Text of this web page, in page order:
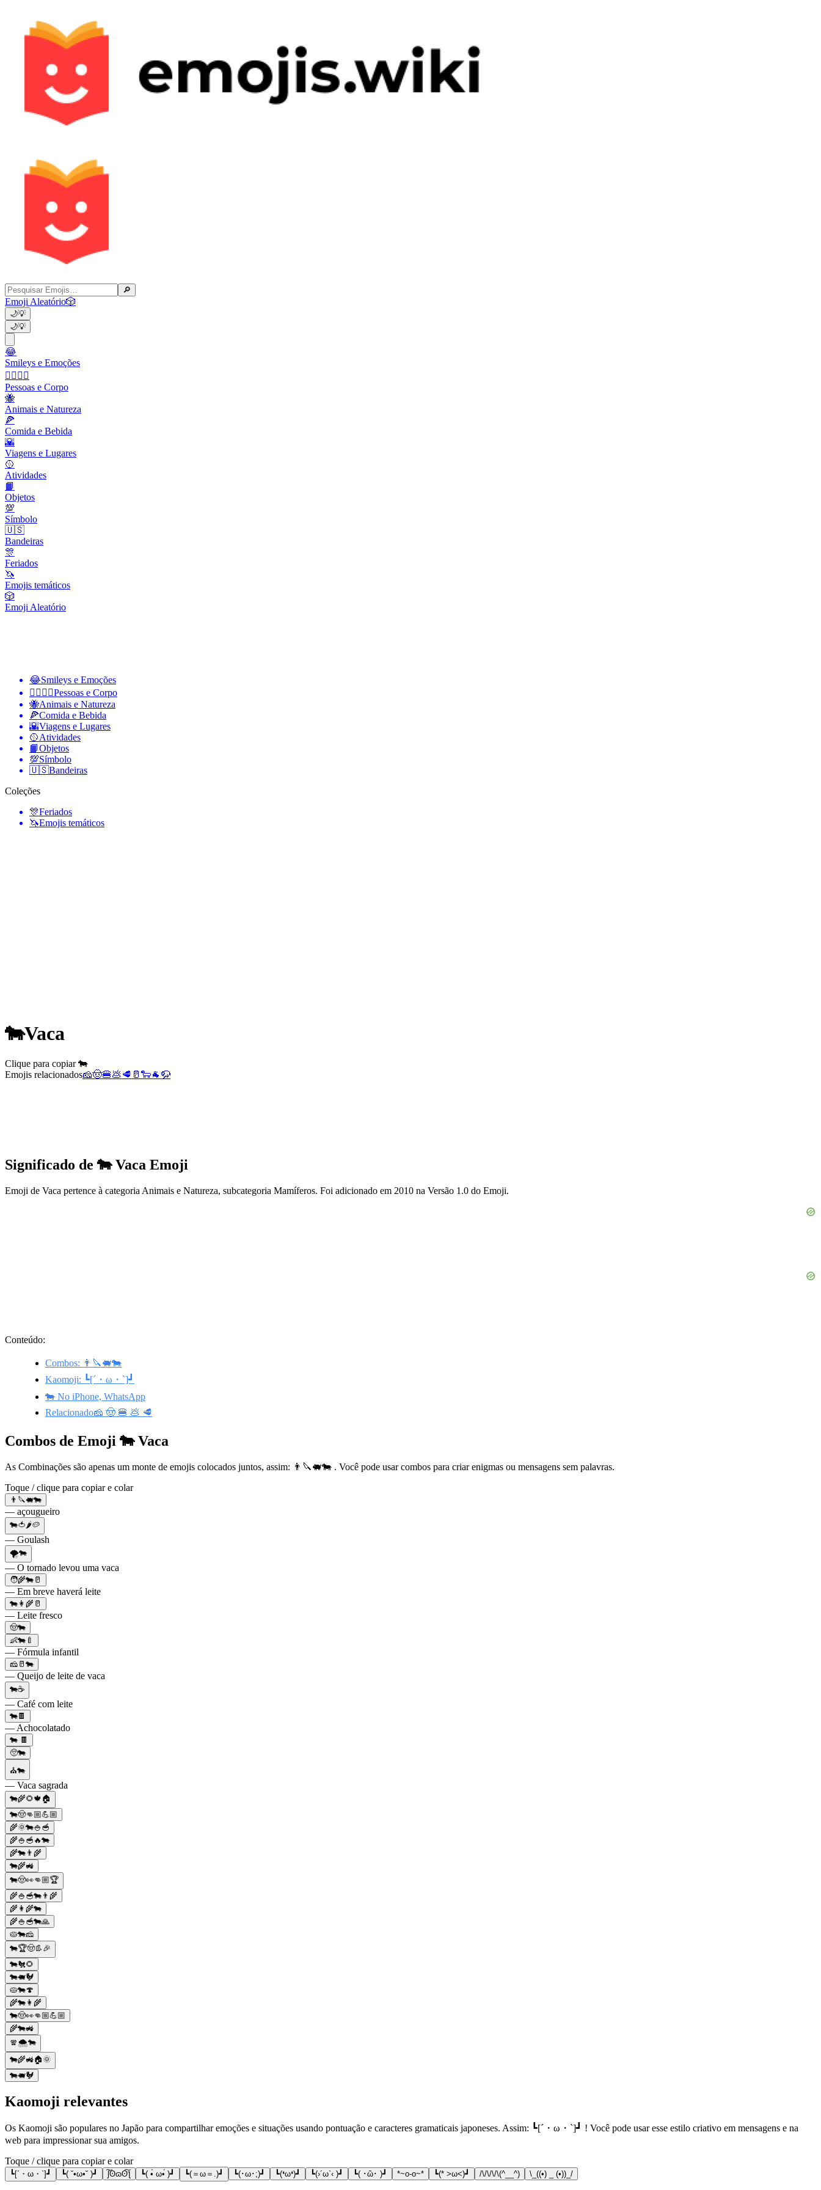
🔎
Emoji Aleatório🎲
🌙💡
🌙💡
😂
Smileys e Emoções
👩‍❤️‍💋‍👨
Pessoas e Corpo
🐝
Animais e Natureza
🍕
Comida e Bebida
🌇
Viagens e Lugares
🥎
Atividades
📙
Objetos
💯
Símbolo
🇺🇸
Bandeiras
🎊
Feriados
🦄
Emojis temáticos
🎲
Emoji Aleatório
😂Smileys e Emoções
👩‍❤️‍💋‍👨Pessoas e Corpo
🐝Animais e Natureza
🍕Comida e Bebida
🌇Viagens e Lugares
🥎Atividades
📙Objetos
💯Símbolo
🇺🇸Bandeiras
Coleções
🎊Feriados
🦄Emojis temáticos
🐄Vaca
Clique para copiar 🐄
Emojis relacionados🧀🤠🍔💩 🥩 🥛 🐑🐐 🦬
Significado de 🐄 Vaca Emoji
Emoji de Vaca pertence à categoria Animais e Natureza, subcategoria Mamíferos. Foi adicionado em 2010 na Versão 1.0 do Emoji.
Conteúdo:
Combos: 👨🔪🐖🐄
Kaomoji: ┗[´・ω・`]┛
🐄 No iPhone, WhatsApp
Relacionado🧀 🤠 🍔 💩 🥩
Combos de Emoji 🐄 Vaca
As Combinações são apenas um monte de emojis colocados juntos, assim: 👨🔪🐖🐄 . Você pode usar combos para criar enigmas ou mensagens sem palavras.
Toque / clique para copiar e colar
👨🔪🐖🐄
— açougueiro
🐄🍅🌶🥔
— Goulash
🌪️🐄
— O tornado levou uma vaca
🧑‍🌾🐄🥛
— Em breve haverá leite
🐄👩‍🌾🥛
— Leite fresco
🤠🐄
👶🐄🍼
— Fórmula infantil
🧀🥛🐄
— Queijo de leite de vaca
🐄☕
— Café com leite
🐄🍫
— Achocolatado
🐄 🍫
🥺🐄
⛪🐄
— Vaca sagrada
🐄🌾🌻🍁🏠
🐄🤠👊🏼💪🏼
🌾🌞🐄🍚🥣
🌾🍚🥣🔥🐄
🌾🐄👨‍🌾
🐄🌾🚜
🐄🤠👀👊🏼🏆
🌾🍚🥣🐄👨‍🌾
🌾👩‍🌾🐄
🌾🍚🥣🐄🙏
🥧🐄🧀
🐄🏆🤠👢🎉
🐄🐔🌻
🐄🐖🐓
🥧🐄🍄
🌾🐄👩‍🌾
🐄🤠👀👊🏼💪🏼
🌾🐄🚜
🧣🌨️🐄
🐄🌾🚜🏠🌞
🐄🐖🐓
Kaomoji relevantes
Os Kaomoji são populares no Japão para compartilhar emoções e situações usando pontuação e caracteres gramaticais japoneses. Assim: ┗[´・ω・`]┛ ! Você pode usar esse estilo criativo em mensagens e na
web para impressionar sua amigos.
Toque / clique para copiar e colar
┗[´・ω・`]┛ ┗( ˘•ω•˘ )┛ ʃ͠ʘɷʘ͠ƪ ┗( •̀ ω•́ )┛ ┗(＝ω＝.)┛ ┗(･ω･;)┛ ┗(❛ω❛)┛ ┗(›´ω`‹ )┛ ┗( ･ὢ･ )┛ *~o-o~* ┗(* >ω<)┛ /\/\/\/\(^__^) \_((•) _ (•))_/